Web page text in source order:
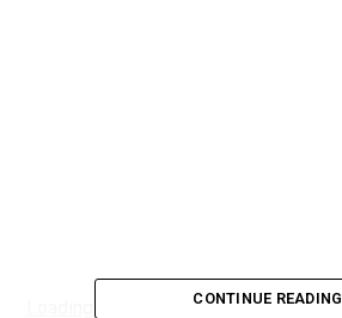
CONTINUE READING